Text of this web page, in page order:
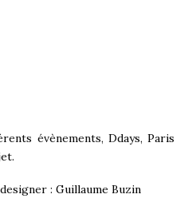
évènements, Ddays,Paris
.
: Guillaume Buzin